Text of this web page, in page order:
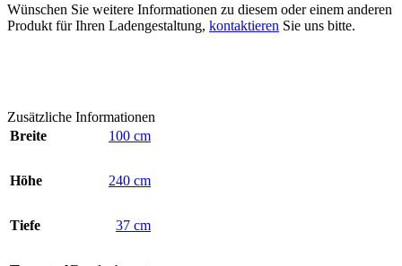
Wünschen Sie weitere Informationen zu diesem oder einem anderen
Produkt für Ihren Ladengestaltung, kontaktieren Sie uns bitte.
Zusätzliche Informationen
Breite
100 cm
Höhe 240 cm
Tiefe 37 cm